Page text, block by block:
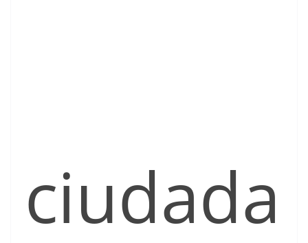
ciudada